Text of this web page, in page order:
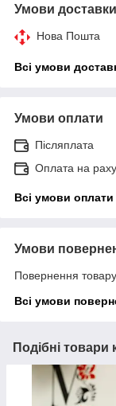
Умови доставки
Нова Пошта
Всі умови
Умови оплати
Післяплата
Оплата на
Всі умови оплати
Умови
Повернення
Всі умови
Подібні товари